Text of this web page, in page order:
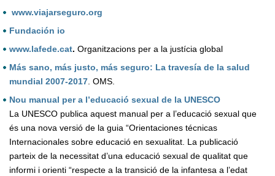
www.viajarseguro.org
Fundación io
www.lafede.cat. Organitzacions per a la justícia global
Más sano, más justo, más seguro: La travesía de la salud
mundial 2007-2017. OMS.
Nou manual per a l’educació sexual de la UNESCO
La UNESCO publica aquest manual per a l’educació sexual que
és una nova versió de la guia “Orientaciones técnicas
Internacionales sobre educació en sexualitat. La publicació
parteix de la necessitat d’una educació sexual de qualitat que
informi i orienti “respecte a la transició de la infantesa a l’edat